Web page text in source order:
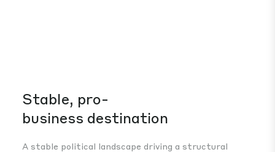
Stable, pro-
business destination
A stable political landscape driving a structural